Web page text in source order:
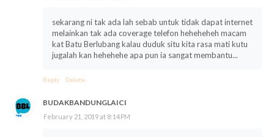
sekarang ni tak ada lah sebab untuk tidak dapat internet
melainkan tak ada coverage telefon heheheheh macam
kat Batu Berlubang kalau duduk situ kita rasa mati kutu
jugalah kan hehehehe apa pun ia sangat membantu...
Reply Delete
BUDAKBANDUNGLAICI
February 21, 2019 at 8:14 PM